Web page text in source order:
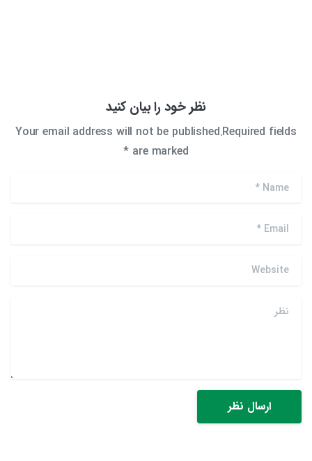
نظر خود را بیان کنید
Your email address will not be published.Required fields
are marked *
Name
*
Email
*
Website
نظر